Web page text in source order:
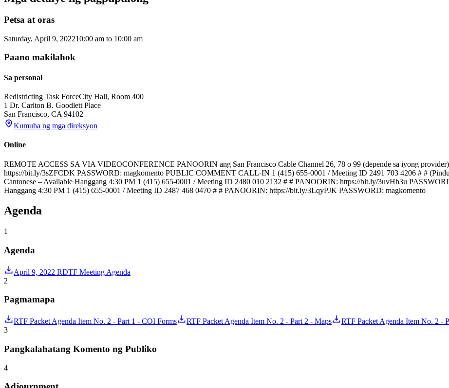
Petsa at oras
Saturday, April 9, 202210:00 am to 10:00 am
Paano makilahok
Sa personal
Redistricting Task ForceCity Hall, Room 400
1 Dr. Carlton B. Goodlett Place
San Francisco, CA 94102
Kumuha ng mga direksyon
Online
REMOTE ACCESS SA VIA VIDEOCONFERENCE PANOORIN ang San Francisco Cable Channel 26, 78 o 99 (depende sa iyong
https://bit.ly/3sZFCDK PASSWORD: magkomento PUBLIC COMMENT CALL-IN 1 (415) 655-0001 / Meeting ID 2491 703 4206 # #
Cantonese – Available Hanggang 4:30 PM 1 (415) 655-0001 / Meeting ID 2480 010 2132 # # PANOORIN: https://bit.ly/3uvHh3u
Hanggang 4:30 PM 1 (415) 655-0001 / Meeting ID 2487 468 0470 # # PANOORIN: https://bit.ly/3LqyPJK PASSWORD: magkomento
Agenda
1
Agenda
April 9, 2022 RDTF Meeting Agenda
2
Pagmamapa
RTF Packet Agenda Item No. 2 - Part 1 - COI Forms RTF Packet Agenda Item No. 2 - Part 2 - Maps
RTF Packet Agenda Item No. 2 -
3
Pangkalahatang Komento ng Publiko
4